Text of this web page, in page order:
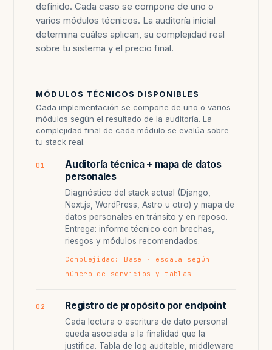
definido. Cada caso se compone de uno o
varios módulos técnicos. La auditoría inicial
determina cuáles aplican, su complejidad real
sobre tu sistema y el precio final.
MÓDULOS TÉCNICOS DISPONIBLES
Cada implementación se compone de uno o varios
módulos según el resultado de la auditoría. La
complejidad final de cada módulo se evalúa sobre
tu stack real.
01
Auditoría técnica + mapa de datos
personales
Diagnóstico del stack actual (Django,
Next.js, WordPress, Astro u otro) y mapa de
datos personales en tránsito y en reposo.
Entrega: informe técnico con brechas,
riesgos y módulos recomendados.
Complejidad: Base · escala según
número de servicios y tablas
02 Registro de propósito por endpoint
Cada lectura o escritura de dato personal
queda asociada a la finalidad que la
justifica. Tabla de log auditable, middleware